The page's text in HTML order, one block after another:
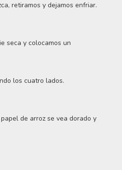
retiramos y dejamos enfriar.
seca y colocamos un
los cuatro lados.
de arroz se vea dorado y